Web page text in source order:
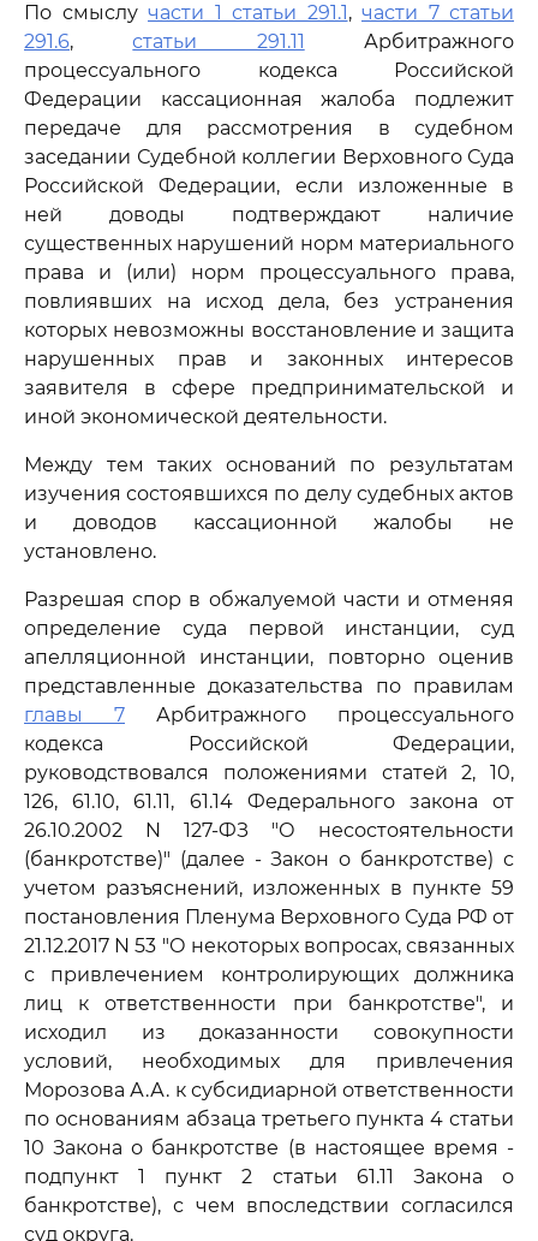
По смыслу части 1 статьи 291.1, части 7 статьи
291.6,статьи 291.11 Арбитражного
процессуального кодекса Российской
Федерации кассационная жалоба подлежит
передаче для рассмотрения в судебном
заседании Судебной коллегии Верховного Суда
Российской Федерации, если изложенные в
ней доводы подтверждают наличие
существенных нарушений норм материального
права и (или) норм процессуального права,
повлиявших на исход дела, без устранения
которых невозможны восстановление и защита
нарушенных прав и законных интересов
заявителя в сфере предпринимательской и
иной экономической деятельности.
Между тем таких оснований по результатам
изучения состоявшихся по делу судебных актов
и доводов кассационной жалобы не
установлено.
Разрешая спор в обжалуемой части и отменяя
определение суда первой инстанции, суд
апелляционной инстанции, повторно оценив
представленные доказательства по правилам
главы 7 Арбитражного процессуального
кодекса Российской Федерации,
руководствовался положениями статей 2, 10,
126, 61.10, 61.11, 61.14 Федерального закона от
26.10.2002 N 127-ФЗ "О несостоятельности
(банкротстве)" (далее - Закон о банкротстве) с
учетом разъяснений, изложенных в пункте 59
постановления Пленума Верховного Суда РФ от
21.12.2017 N 53 "О некоторых вопросах, связанных
с привлечением контролирующих должника
лиц к ответственности при банкротстве", и
исходил из доказанности совокупности
условий, необходимых для привлечения
Морозова А.А. к субсидиарной ответственности
по основаниям абзаца третьего пункта 4 статьи
10 Закона о банкротстве (в настоящее время -
подпункт 1 пункт 2 статьи 61.11 Закона о
банкротстве), с чем впоследствии согласился
суд округа.